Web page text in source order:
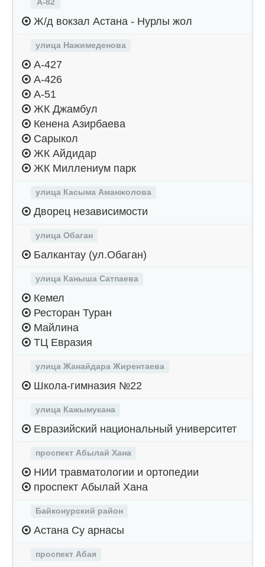
Ж/д вокзал Астана - Нурлы жол
улица Нажимеденова
А-427
А-426
А-51
ЖК Джамбул
Кенена Азирбаева
Сарыкол
ЖК Айдидар
ЖК Миллениум парк
улица Касыма Аманжолова
Дворец независимости
улица Обаган
Балкантау (ул.Обаган)
улица Каныша Сатпаева
Кемел
Ресторан Туран
Майлина
ТЦ Евразия
улица Жанайдара Жирентаева
Школа-гимназия №22
улица Кажымукана
Евразийский национальный университет
проспект Абылай Хана
НИИ травматологии и ортопедии
проспект Абылай Хана
Байконурский район
Астана Су арнасы
проспект Абая